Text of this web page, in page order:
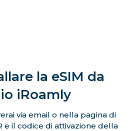
la eSIM da
iRoamly
via email o nella pagina di
e il codice di attivazione della